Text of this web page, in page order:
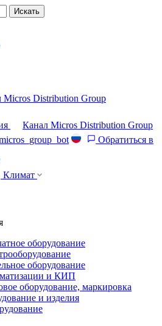
Искать
Micros Distribution Group
Канал Micros Distribution Group
Обратиться в
Климат
оборудование
оборудование
и КИП
оборудование, маркировка
и изделия